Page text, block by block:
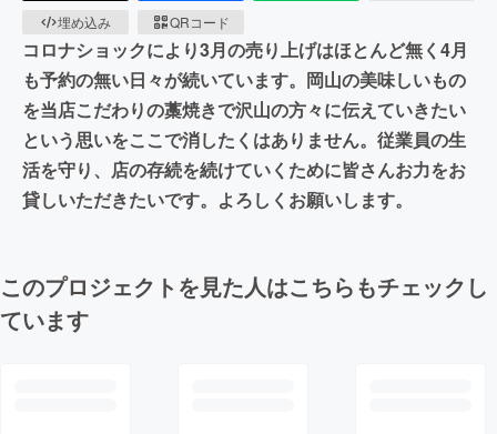
埋め込み
QRコード
コロナショックにより3月の売り上げはほとんど無く4月
も予約の無い日々が続いています。岡山の美味しいもの
を当店こだわりの藁焼きで沢山の方々に伝えていきたい
という思いをここで消したくはありません。従業員の生
活を守り、店の存続を続けていくために皆さんお力をお
貸しいただきたいです。よろしくお願いします。
このプロジェクトを見た人はこちらもチェックし
ています